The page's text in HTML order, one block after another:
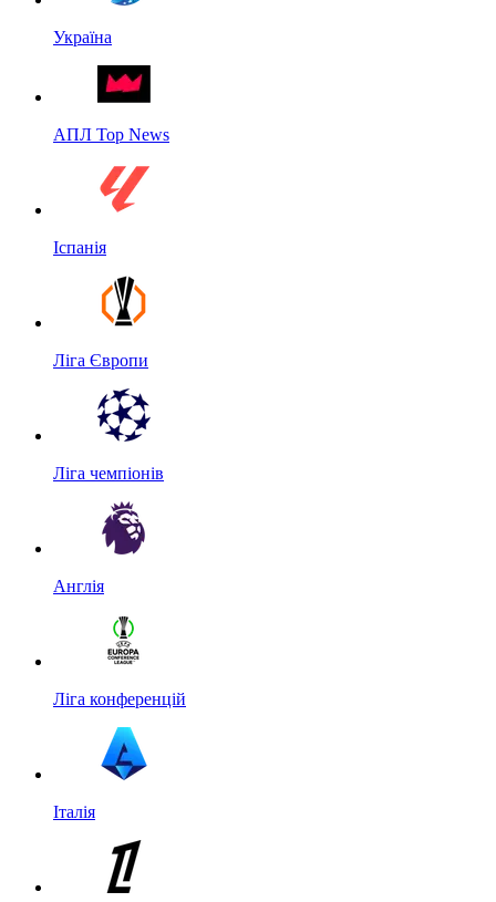
Україна
АПЛ Top News
Іспанія
Ліга Європи
Ліга чемпіонів
Англія
Ліга конференцій
Італія